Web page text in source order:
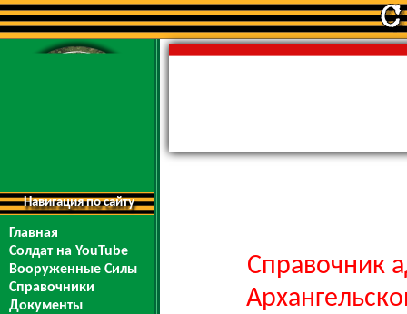
Навигация по сайту
Главная
Солдат на YouTube
Вооруженные Силы
Справочники
Документы
Справочник